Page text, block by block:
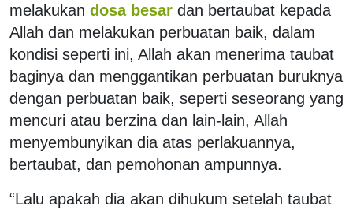
melakukan dosa besar dan bertaubat kepada
Allah dan melakukan perbuatan baik, dalam
kondisi seperti ini, Allah akan menerima taubat
baginya dan menggantikan perbuatan buruknya
dengan perbuatan baik, seperti seseorang yang
mencuri atau berzina dan lain-lain, Allah
menyembunyikan dia atas perlakuannya,
bertaubat, dan pemohonan ampunnya.
“Lalu apakah dia akan dihukum setelah taubat